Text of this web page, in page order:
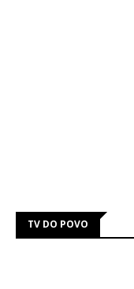
TV DO POVO